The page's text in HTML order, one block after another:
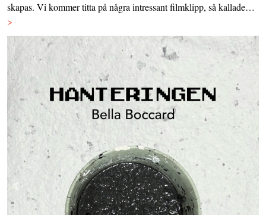
skapas. Vi kommer titta på några intressant filmklipp, så kallade…
>